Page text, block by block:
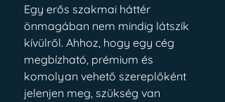
Egy erős szakmai háttér
önmagában nem mindig látszik
kívülről. Ahhoz, hogy egy cég
megbízható, prémium és
komolyan vehető szereplőként
jelenjen meg, szükség van